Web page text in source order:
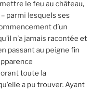
le feu au château,
parmi lesquels ses
d’un
n’a jamais racontée et
passant au peigne fin
toute la
a pu trouver. Ayant